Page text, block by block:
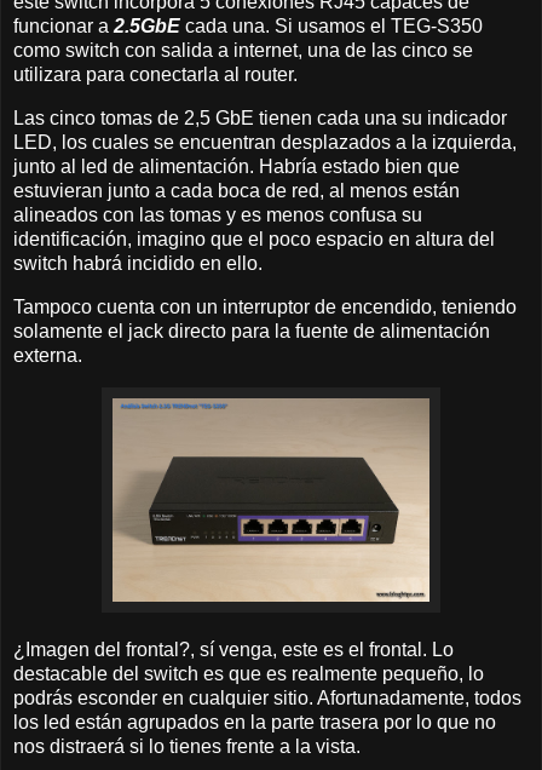
funcionar a 2.5GbE cada una. Si usamos el TEG-S350
como switch con salida a internet, una de las cinco se
utilizara para conectarla al router.
Las cinco tomas de 2,5 GbE tienen cada una su indicador
LED, los cuales se encuentran desplazados a la izquierda,
junto al led de alimentación. Habría estado bien que
estuvieran junto a cada boca de red, al menos están
alineados con las tomas y es menos confusa su
identificación, imagino que el poco espacio en altura del
switch habrá incidido en ello.
Tampoco cuenta con un interruptor de encendido, teniendo
solamente el jack directo para la fuente de alimentación
externa.
¿Imagen del frontal?, sí venga, este es el frontal. Lo
destacable del switch es que es realmente pequeño, lo
podrás esconder en cualquier sitio. Afortunadamente, todos
los led están agrupados en la parte trasera por lo que no
nos distraerá si lo tienes frente a la vista.